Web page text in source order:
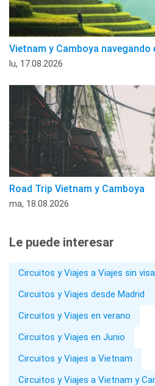
Vietnam y Camboya navegando
lu, 17.08.2026
Road Trip Vietnam y Camboya
ma, 18.08.2026
Le puede interesar
Circuitos y Viajes a Viajes sin
Circuitos y Viajes desde Madrid
Circuitos y Viajes en verano
Circuitos y Viajes en Junio
Circuitos y Viajes a Vietnam
Circuitos y Viajes a Vietnam y